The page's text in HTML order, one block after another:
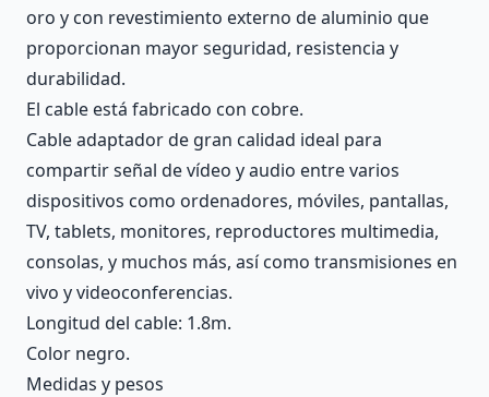
oro y con revestimiento externo de aluminio que
proporcionan mayor seguridad, resistencia y
durabilidad.
El cable está fabricado con cobre.
Cable adaptador de gran calidad ideal para
compartir señal de vídeo y audio entre varios
dispositivos como ordenadores, móviles, pantallas,
TV, tablets, monitores, reproductores multimedia,
consolas, y muchos más, así como transmisiones en
vivo y videoconferencias.
Longitud del cable: 1.8m.
Color negro.
Medidas y pesos